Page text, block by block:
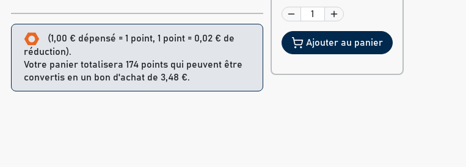
(1,00 € dépensé = 1 point, 1 point = 0,02 € de
réduction).
Votre panier totalisera 174 points qui peuvent être
convertis en un bon d'achat de 3,48 €.
Ajouter au panier